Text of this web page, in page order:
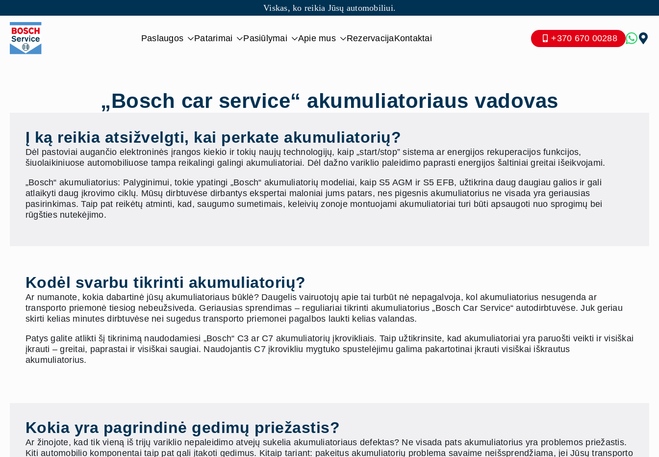
to
main
content
Viskas, ko reikia Jūsų automobiliui.
Paslaugos Patarimai Pasiūlymai Apie mus RezervacijaKontaktai +370 670 00288
„Bosch car service“ akumuliatoriaus vadovas
Į ką reikia atsižvelgti, kai perkate akumuliatorių?
Dėl pastoviai augančio elektroninės įrangos kiekio ir tokių naujų technologijų, kaip „start/stop” sistema ar energijos rekuperacijos funkcijos,
šiuolaikiniuose automobiliuose tampa reikalingi galingi akumuliatoriai. Dėl dažno variklio paleidimo paprasti energijos šaltiniai greitai išeikvojami.
„Bosch“ akumuliatorius: Palyginimui, tokie ypatingi „Bosch“ akumuliatorių modeliai, kaip S5 AGM ir S5 EFB, užtikrina daug daugiau galios ir gali
atlaikyti daug įkrovimo ciklų. Mūsų dirbtuvėse dirbantys ekspertai maloniai jums patars, nes pigesnis akumuliatorius ne visada yra geriausias
pasirinkimas. Taip pat reikėtų atminti, kad, saugumo sumetimais, keleivių zonoje montuojami akumuliatoriai turi būti apsaugoti nuo sprogimų bei
rūgšties nutekėjimo.
Kodėl svarbu tikrinti akumuliatorių?
Ar numanote, kokia dabartinė jūsų akumuliatoriaus būklė? Daugelis vairuotojų apie tai turbūt nė nepagalvoja, kol akumuliatorius nesugenda ar
transporto priemonė tiesiog nebeužsiveda. Geriausias sprendimas – reguliariai tikrinti akumuliatorius „Bosch Car Service“ autodirbtuvėse. Juk geriau
skirti kelias minutes dirbtuvėse nei sugedus transporto priemonei pagalbos laukti kelias valandas.
Patys galite atlikti šį tikrinimą naudodamiesi „Bosch“ C3 ar C7 akumuliatorių įkrovikliais. Taip užtikrinsite, kad akumuliatoriai yra paruošti veikti ir visiškai
įkrauti – greitai, paprastai ir visiškai saugiai. Naudojantis C7 įkrovikliu mygtuko spustelėjimu galima pakartotinai įkrauti visiškai iškrautus
akumuliatorius.
Kokia yra pagrindinė gedimų priežastis?
Ar žinojote, kad tik vieną iš trijų variklio nepaleidimo atvejų sukelia akumuliatoriaus defektas? Ne visada pats akumuliatorius yra problemos priežastis.
Kiti automobilio komponentai taip pat gali įtakoti gedimus. Kitaip tariant: pakeitus akumuliatorių problema savaime neišsprendžiama, jei Jūsų transporto